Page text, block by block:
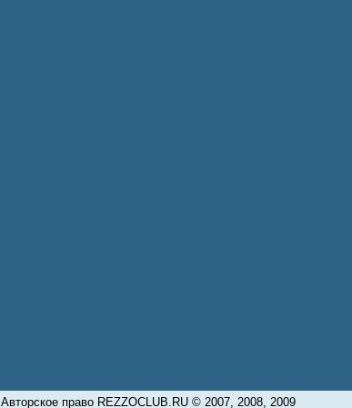
Авторское право REZZOCLUB.RU © 2007, 2008, 2009